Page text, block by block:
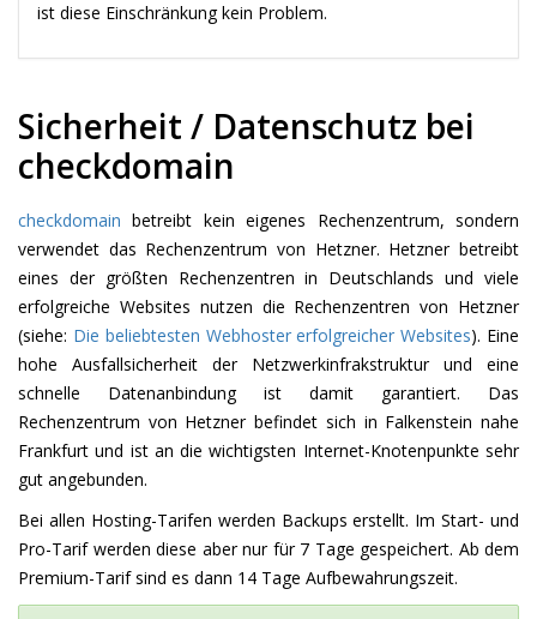
ist diese Einschränkung kein Problem.
Sicherheit / Datenschutz bei
checkdomain
checkdomain betreibt kein eigenes Rechenzentrum, sondern
verwendet das Rechenzentrum von Hetzner. Hetzner betreibt
eines der größten Rechenzentren in Deutschlands und viele
erfolgreiche Websites nutzen die Rechenzentren von Hetzner
(siehe: Die beliebtesten Webhoster erfolgreicher Websites). Eine
hohe Ausfallsicherheit der Netzwerkinfrakstruktur und eine
schnelle Datenanbindung ist damit garantiert. Das
Rechenzentrum von Hetzner befindet sich in Falkenstein nahe
Frankfurt und ist an die wichtigsten Internet-Knotenpunkte sehr
gut angebunden.
Bei allen Hosting-Tarifen werden Backups erstellt. Im Start- und
Pro-Tarif werden diese aber nur für 7 Tage gespeichert. Ab dem
Premium-Tarif sind es dann 14 Tage Aufbewahrungszeit.